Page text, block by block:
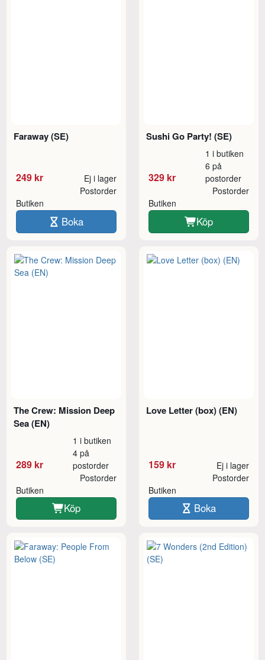
Faraway (SE)
249 kr Ej i lager
Butiken
Postorder
Boka
Sushi Go Party! (SE)
329 kr
1 i butiken
6 på
postorder
Butiken
Postorder
Köp
The Crew: Mission Deep
Sea (EN)
289 kr
1 i butiken
4 på
postorder
Butiken
Postorder
Köp
Love Letter (box) (EN)
159 kr Ej i lager
Butiken
Postorder
Boka